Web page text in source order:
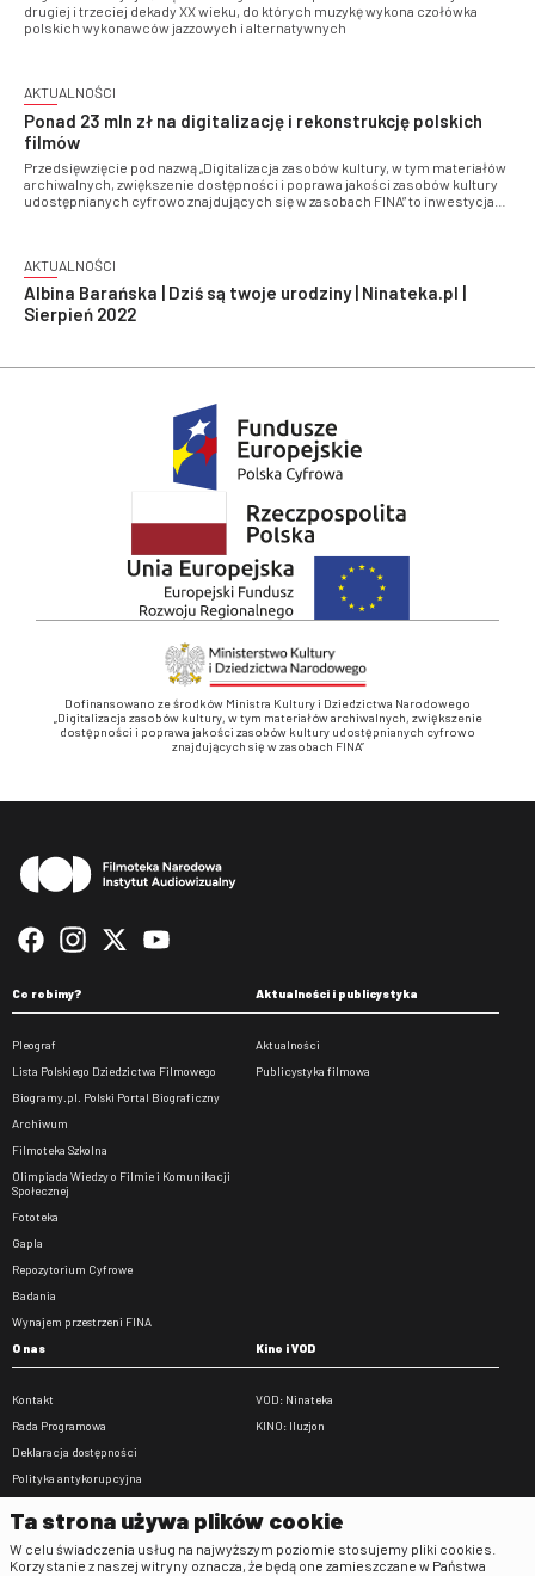
drugiej i trzeciej dekady XX wieku, do których muzykę wykona czołówka
polskich wykonawców jazzowych i alternatywnych
AKTUALNOŚCI
Ponad 23 mln zł na digitalizację i rekonstrukcję polskich
filmów
Przedsięwzięcie pod nazwą „Digitalizacja zasobów kultury, w tym materiałów
archiwalnych, zwiększenie dostępności i poprawa jakości zasobów kultury
udostępnianych cyfrowo znajdujących się w zasobach FINA” to inwestycja
AKTUALNOŚCI
Albina Barańska | Dziś są twoje urodziny | Ninateka.pl |
Sierpień 2022
Dofinansowano ze środków Ministra Kultury i Dziedzictwa Narodowego
„Digitalizacja zasobów kultury, w tym materiałów archiwalnych, zwiększenie
dostępności i poprawa jakości zasobów kultury udostępnianych cyfrowo
znajdujących się w zasobach FINA”
Co robimy?
Pleograf
Lista Polskiego Dziedzictwa Filmowego
Biogramy.pl. Polski Portal Biograficzny
Archiwum
Filmoteka Szkolna
Olimpiada Wiedzy o Filmie i Komunikacji
Społecznej
Fototeka
Gapla
Repozytorium Cyfrowe
Badania
Wynajem przestrzeni FINA
Aktualności i publicystyka
Aktualności
Publicystyka filmowa
O nas
Kontakt
Rada Programowa
Deklaracja dostępności
Polityka antykorupcyjna
Zamówienia publiczne
Praca w FINA
Kino i VOD
VOD: Ninateka
KINO: Iluzjon
Ta strona używa plików cookie
W celu świadczenia usług na najwyższym poziomie stosujemy pliki cookies.
Korzystanie z naszej witryny oznacza, że będą one zamieszczane w Państwa